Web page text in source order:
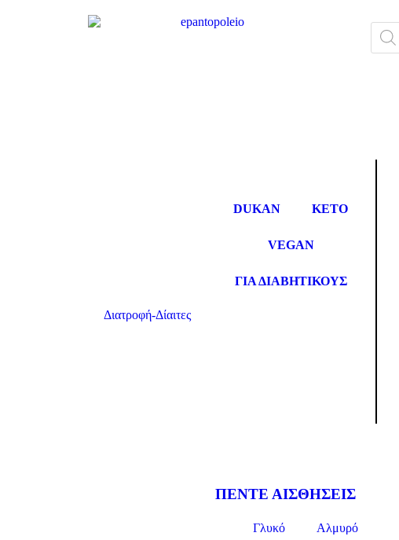
Διατροφή-Δίαιτες
DUKAN KETO
VEGAN
ΓΙΑ ΔΙΑΒΗΤΙΚΟΥΣ
ΠΕΝΤΕ ΑΙΣΘΗΣΕΙΣ
Γλυκό Αλμυρό